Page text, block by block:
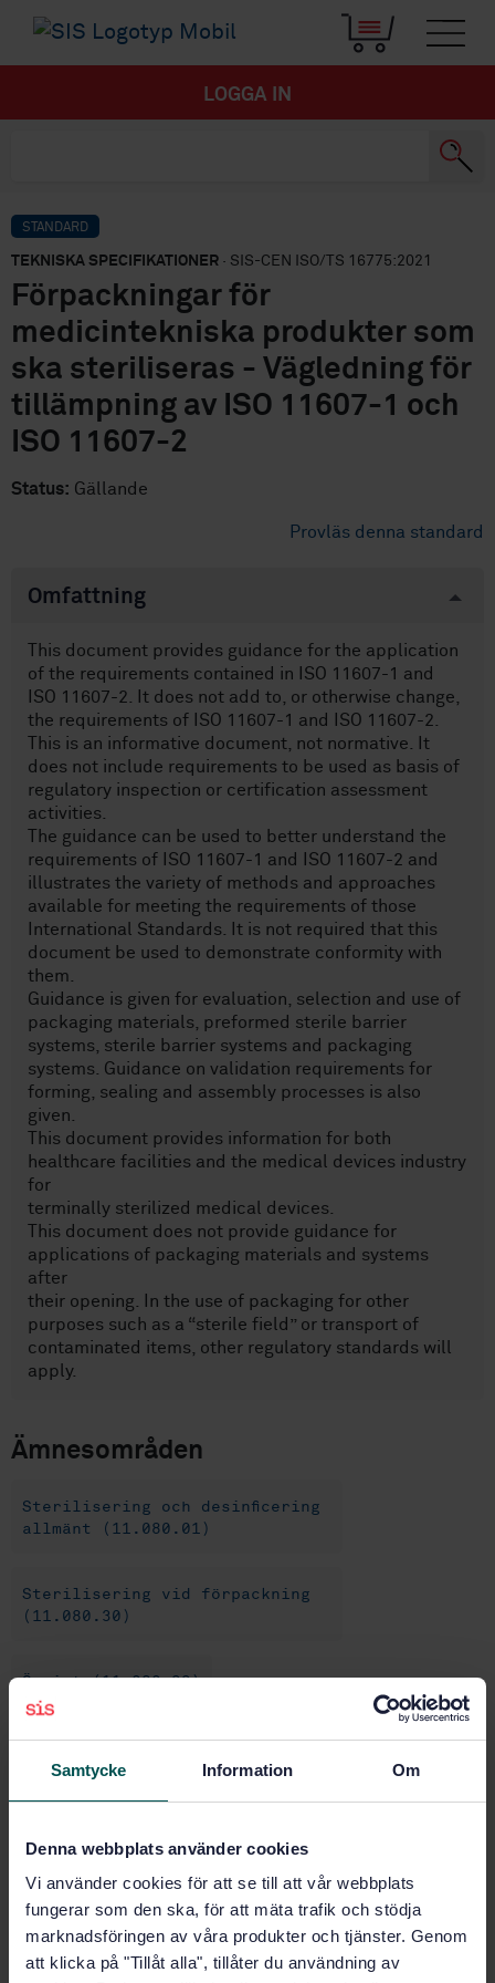
Samtycke Information Om
Denna webbplats använder cookies
Vi använder cookies för att se till att vår webbplats
fungerar som den ska, för att mäta trafik och stödja
marknadsföringen av våra produkter och tjänster. Genom
att klicka på "Tillåt alla", tillåter du användning av
LOGGA IN
STANDARD
TEKNISKA SPECIFIKATIONER · SIS-CEN ISO/TS 16775:2021
Förpackningar för
medicintekniska produkter som
ska steriliseras - Vägledning för
tillämpning av ISO 11607-1 och
ISO 11607-2
Status: Gällande
Provläs denna standard
Omfattning
This document provides guidance for the application
of the requirements contained in ISO 11607-1 and
ISO 11607-2. It does not add to, or otherwise change,
the requirements of ISO 11607-1 and ISO 11607-2.
This is an informative document, not normative. It
does not include requirements to be used as basis of
regulatory inspection or certification assessment
activities.
The guidance can be used to better understand the
requirements of ISO 11607-1 and ISO 11607-2 and
illustrates the variety of methods and approaches
available for meeting the requirements of those
International Standards. It is not required that this
document be used to demonstrate conformity with
them.
Guidance is given for evaluation, selection and use of
packaging materials, preformed sterile barrier
systems, sterile barrier systems and packaging
systems. Guidance on validation requirements for
forming, sealing and assembly processes is also
given.
This document provides information for both
healthcare facilities and the medical devices industry
for
terminally sterilized medical devices.
This document does not provide guidance for
applications of packaging materials and systems
after
their opening. In the use of packaging for other
purposes such as a “sterile field” or transport of
contaminated items, other regulatory standards will
apply.
Ämnesområden
Sterilisering och desinficering
allmänt (11.080.01)
Sterilisering vid förpackning
(11.080.30)
Övrigt (11.080.99)
Förpackningsmaterial och
tillbehör (55.040)
Köp denna standard
STANDARD